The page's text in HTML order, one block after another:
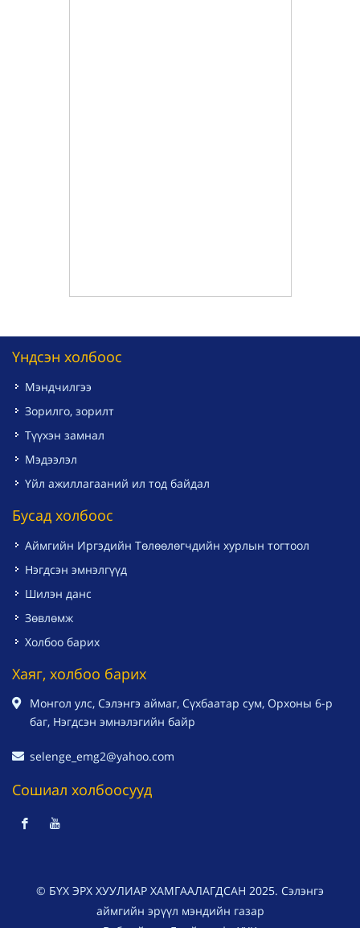
Үндсэн холбоос
Мэндчилгээ
Зорилго, зорилт
Түүхэн замнал
Мэдээлэл
Үйл ажиллагааний ил тод байдал
Бусад холбоос
Аймгийн Иргэдийн Төлөөлөгчдийн хурлын тогтоол
Нэгдсэн эмнэлгүүд
Шилэн данс
Зөвлөмж
Холбоо барих
Хаяг, холбоо барих
Монгол улс, Сэлэнгэ аймаг, Сүхбаатар сум, Орхоны 6-р
баг, Нэгдсэн эмнэлэгийн байр
selenge_emg2@yahoo.com
Сошиал холбоосууд
© БҮХ ЭРХ ХУУЛИАР ХАМГААЛАГДСАН 2025. Сэлэнгэ
аймгийн эрүүл мэндийн газар